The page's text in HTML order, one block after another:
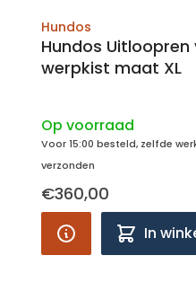
Hundos
Hundos Uitloopren
werpkist maat XL
Op voorraad
Voor 15:00 besteld, zelfde
verzonden
€360,00
In